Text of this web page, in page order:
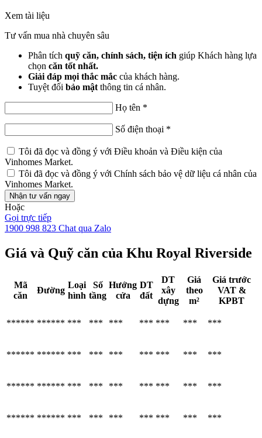
Xem tài liệu
Tư vấn mua nhà chuyên sâu
Phân tích quỹ căn, chính sách, tiện ích giúp Khách hàng lựa
chọn căn tốt nhất.
Giải đáp mọi thắc mắc của khách hàng.
Tuyệt đối bảo mật thông tin cá nhân.
Họ tên *
Số điện thoại *
Tôi đã đọc và đồng ý với Điều khoản và Điều kiện của
Vinhomes Market.
Tôi đã đọc và đồng ý với Chính sách bảo vệ dữ liệu cá nhân của
Vinhomes Market.
Nhận tư vấn ngay
Hoặc
Gọi trực tiếp
1900 998 823 Chat qua Zalo
Giá và Quỹ căn của Khu Royal Riverside
Mã
căn
Đường
Loại
hình
Số
tầng
Hướng
cửa
DT
đất
DT
xây
dựng
Giá
theo
m²
Giá trước
VAT &
KPBT
****** ****** *** *** *** *** *** *** ***
****** ****** *** *** *** *** *** *** ***
****** ****** *** *** *** *** *** *** ***
****** ****** *** *** *** *** *** *** ***